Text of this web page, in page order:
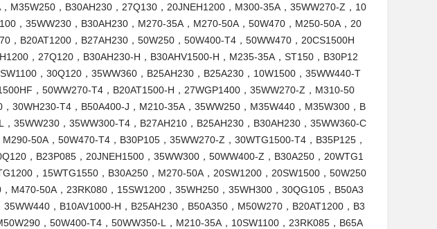
M35W250，B30AH230，27Q130，20JNEH1200，M300-35A，35WW270-Z，10
，35WW230，B30AH230，M270-35A，M270-50A，50W470，M250-50A，20
，B20AT1200，B27AH230，50W250，50W400-T4，50WW470，20CS1500H
，27Q120，B30AH230-H，B30AHV1500-H，M235-35A，ST150，B30P12
，30Q120，35WW360，B25AH230，B25A230，10W1500，35WW440-T
，50WW270-T4，B20AT1500-H，27WGP1400，35WW270-Z，M310-50
30WH230-T4，B50A400-J，M210-35A，35WW250，M35W440，M35W300，B
35WW230，35WW300-T4，B27AH210，B25AH230，B30AH230，35WW360-C
50A，50W470-T4，B30P105，35WW270-Z，30WTG1500-T4，B35P125，
，B23P085，20JNEH1500，35WW300，50WW400-Z，B30A250，20WTG1
，15WTG1550，B30A250，M270-50A，20SW1200，20SW1500，50W250
M470-50A，23RK080，15SW1200，35WH250，35WH300，30QG105，B50A3
，B10AV1000-H，B25AH230，B50A350，M50W270，B20AT1200，B3
，50W400-T4，50WW350-L，M210-35A，10SW1100，23RK085，B65A